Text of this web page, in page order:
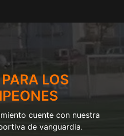
LOS
cuente con nuestra
de vanguardia.